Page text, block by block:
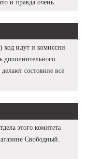
и правда очень.
ход идут и комиссии
дополнительного
состояние все
этого комитета
Свободный.